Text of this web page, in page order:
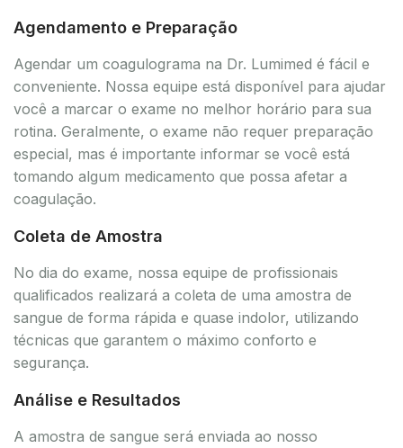
Agendamento e Preparação
Agendar um coagulograma na Dr. Lumimed é fácil e
conveniente. Nossa equipe está disponível para ajudar
você a marcar o exame no melhor horário para sua
rotina. Geralmente, o exame não requer preparação
especial, mas é importante informar se você está
tomando algum medicamento que possa afetar a
coagulação.
Coleta de Amostra
No dia do exame, nossa equipe de profissionais
qualificados realizará a coleta de uma amostra de
sangue de forma rápida e quase indolor, utilizando
técnicas que garantem o máximo conforto e
segurança.
Análise e Resultados
A amostra de sangue será enviada ao nosso